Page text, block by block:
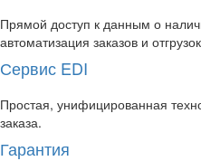
Прямой доступ к данным о
автоматизация заказов и
Сервис EDI
Простая, унифицированная
заказа.
Гарантия